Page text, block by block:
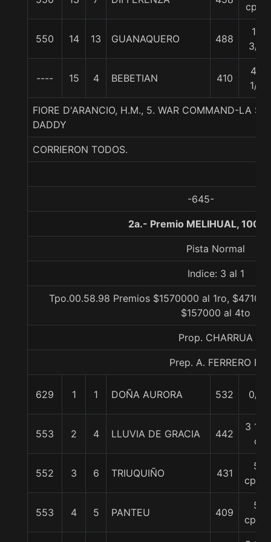
cpos
550 14 13 GUANAQUERO 488
18
3/4
---- 15 4 BEBETIAN 410
43
1/2
FIORE D'ARANCIO, H.M., 5. WAR COMMAND-LA
DADDY
CORRIERON TODOS.
-645-
2a.- Premio MELIHUAL, 1000
Pista Normal
Indice: 3 al 1
Tpo.00.58.98 Premios $1570000 al 1ro,
$157000 al 4to
Prop. CHARRUA
Prep. A. FERRERO R.
629 1 1 DOÑA AURORA 532 0/0
553 2 4 LLUVIA DE GRACIA 442
3 1/2
c
552 3 6 TRIUQUIÑO 431
5
cpos.
553 4 5 PANTEU 409
5
cpos.